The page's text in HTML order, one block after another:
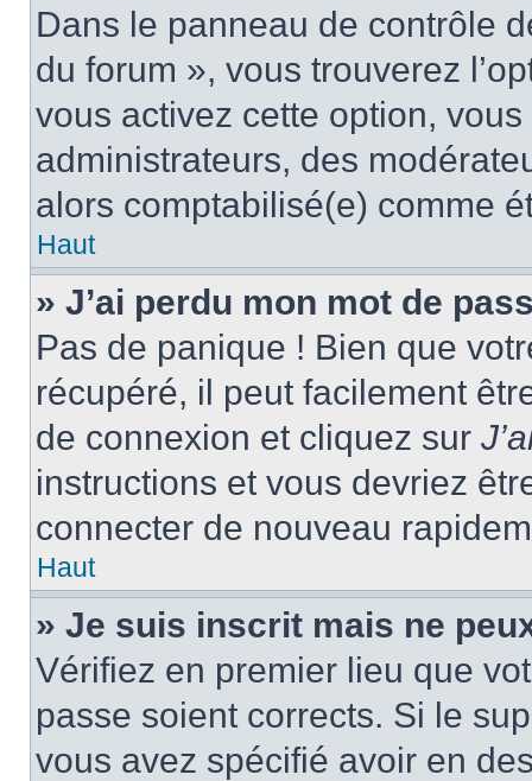
Dans le panneau de contrôle
du forum », vous trouverez
vous activez cette option,
administrateurs, des
alors comptabilisé(e) comme
Haut
» J’ai perdu mon mot de
Pas de panique ! Bien que
récupéré, il peut facilement
de connexion et cliquez sur
instructions et vous devriez
connecter de nouveau
Haut
» Je suis inscrit mais ne
Vérifiez en premier lieu que
passe soient corrects. Si le
vous avez spécifié avoir en